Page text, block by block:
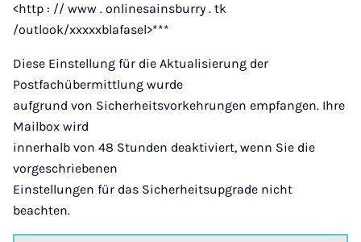
<http : // www . onlinesainsburry . tk
/outlook/xxxxxblafasel>***
Diese Einstellung für die Aktualisierung der
Postfachübermittlung wurde
aufgrund von Sicherheitsvorkehrungen empfangen. Ihre
Mailbox wird
innerhalb von 48 Stunden deaktiviert, wenn Sie die
vorgeschriebenen
Einstellungen für das Sicherheitsupgrade nicht
beachten.